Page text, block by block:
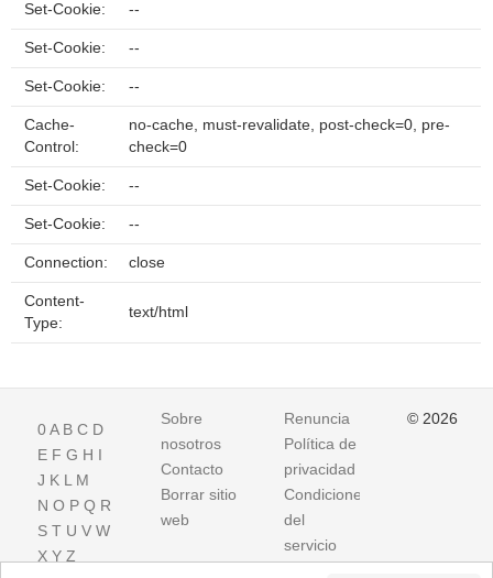
Set-Cookie: --
Set-Cookie: --
Set-Cookie: --
Cache-
Control:
no-cache, must-revalidate, post-check=0, pre-
check=0
Set-Cookie: --
Set-Cookie: --
Connection: close
Content-
Type:
text/html
0A B C D
E F G H I
J K L M
N O P Q R
S T U V W
X Y Z
Sobre
nosotros
Contacto
Borrar sitio
web
Renuncia
Política de
privacidad
Condiciones
del
servicio
© 2026